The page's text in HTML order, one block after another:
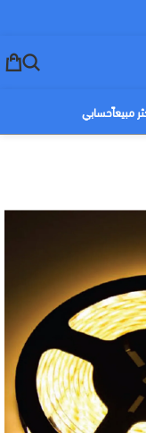
مبيعاًحسابي